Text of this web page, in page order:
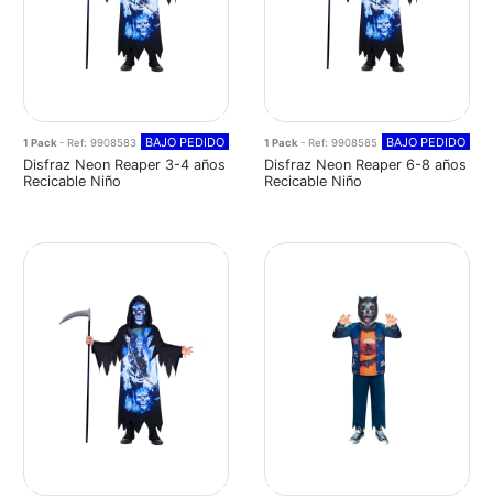
1 Pack- Ref: 9908583 BAJO PEDIDO
Disfraz Neon Reaper 3-4 años
Recicable Niño
1 Pack- Ref: 9908585 BAJO PEDIDO
Disfraz Neon Reaper 6-8 años
Recicable Niño